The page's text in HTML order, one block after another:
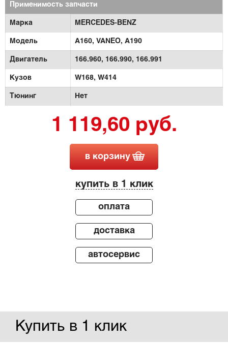
Применимость запчасти
Марка MERCEDES-BENZ
Модель A160, VANEO, A190
Двигатель 166.960, 166.990, 166.991
Кузов W168, W414
Тюнинг Нет
1 119,60 руб.
в корзину
купить в 1 клик
оплата
доставка
автосервис
Купить в 1 клик